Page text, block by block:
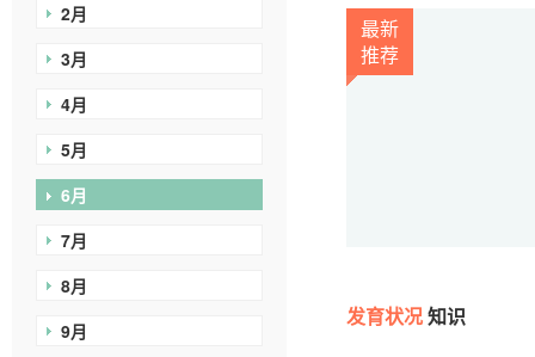
2月
3月
4月
5月
6月
7月
8月
9月
最新
推荐
发育状况知识